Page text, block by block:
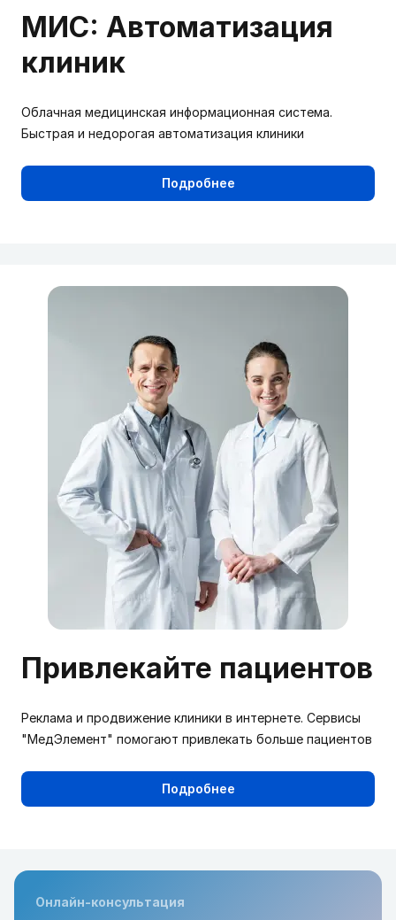
МИС: Автоматизация
клиник
Облачная медицинская информационная система.
Быстрая и недорогая автоматизация клиники
Подробнее
Привлекайте пациентов
Реклама и продвижение клиники в интернете. Сервисы
"МедЭлемент" помогают привлекать больше пациентов
Подробнее
Онлайн-консультация